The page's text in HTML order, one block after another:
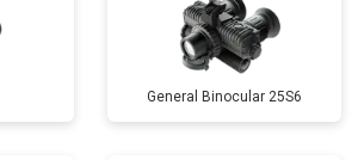
General Binocular 25S6